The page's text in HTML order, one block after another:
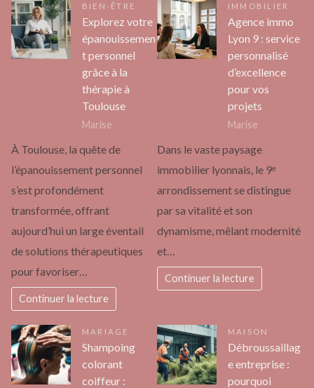
BIEN-ÊTRE
Explorez votre
épanouissemen
t personnel
grâce à la
thérapie à
Toulouse
Marise
À Toulouse, la quête de
l’épanouissement personnel
s’est profondément
transformée, offrant
aujourd’hui un large éventail
de solutions thérapeutiques
pour favoriser…
Continuer la lecture
IMMOBILIER
Agence immo
Lyon 9 : service
personnalisé
d’excellence
pour vos
projets
Marise
Dans le vaste paysage
immobilier lyonnais, le 9ᵉ
arrondissement se distingue
par sa vitalité et son
dynamisme, mêlant modernité
et…
Continuer la lecture
MARIAGE
Shampoing
colorant
coiffeur :
MAISON
Débroussaillag
e entreprise :
pourquoi